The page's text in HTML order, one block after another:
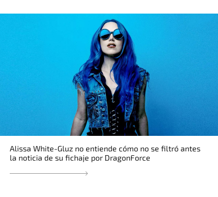
Alissa White-Gluz no entiende cómo no se filtró antes
la noticia de su fichaje por DragonForce